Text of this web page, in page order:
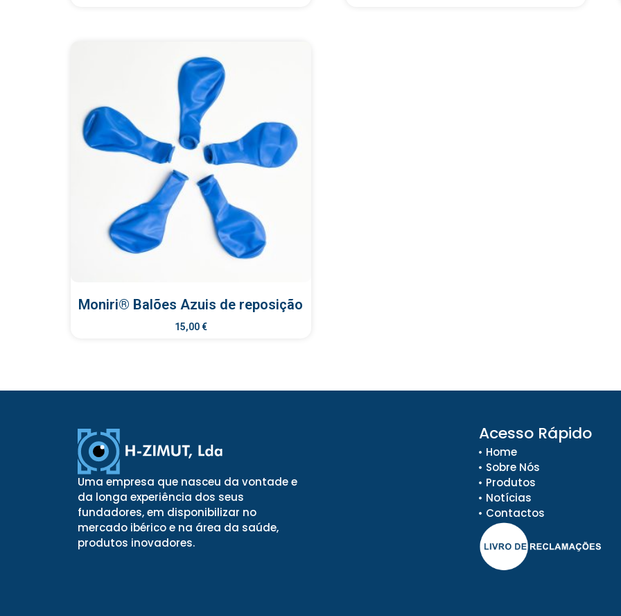
Moniri® Balões Azuis de reposição
15,00€
Uma empresa que nasceu da vontade e
da longa experiência dos seus
fundadores, em disponibilizar no
mercado ibérico e na área da saúde,
produtos inovadores.
Acesso Rápido
Home
Sobre Nós
Produtos
Notícias
Contactos